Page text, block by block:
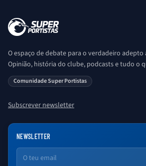
O espaço de debate para o verdadeiro adepto
Opinião, história do clube, podcasts e tudo o
saber sobre o universo Porto. Ser Porto é aqui!
Comunidade Super Portistas
Subscrever newsletter
NEWSLETTER
Email